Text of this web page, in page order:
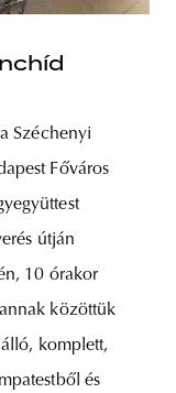
Széchenyi
Főváros
útján
10 órakor
közöttük
komplett,
és